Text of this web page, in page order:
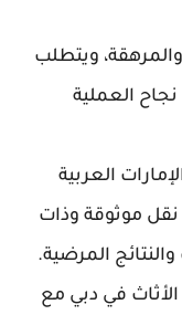
ويتطلب
العملية
العربية
نقل موثوقة وذات
المرضية.
في دبي مع